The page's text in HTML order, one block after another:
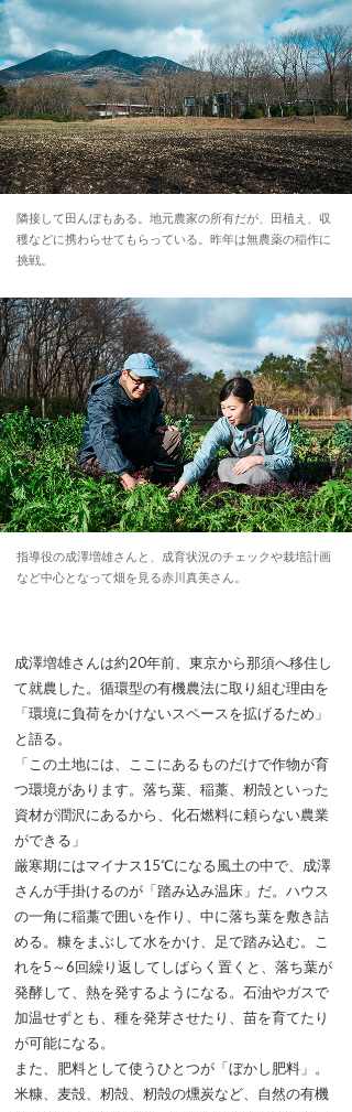
隣接して田んぼもある。地元農家の所有だが、田植え、収
穫などに携わらせてもらっている。昨年は無農薬の稲作に
挑戦。
指導役の成澤増雄さんと、成育状況のチェックや栽培計画
など中心となって畑を見る赤川真美さん。
成澤増雄さんは約20年前、東京から那須へ移住し
て就農した。循環型の有機農法に取り組む理由を
「環境に負荷をかけないスペースを拡げるため」
と語る。
「この土地には、ここにあるものだけで作物が育
つ環境があります。落ち葉、稲藁、籾殻といった
資材が潤沢にあるから、化石燃料に頼らない農業
ができる」
厳寒期にはマイナス15℃になる風土の中で、成澤
さんが手掛けるのが「踏み込み温床」だ。ハウス
の一角に稲藁で囲いを作り、中に落ち葉を敷き詰
める。糠をまぶして水をかけ、足で踏み込む。こ
れを5～6回繰り返してしばらく置くと、落ち葉が
発酵して、熱を発するようになる。石油やガスで
加温せずとも、種を発芽させたり、苗を育てたり
が可能になる。
また、肥料として使うひとつが「ぼかし肥料」。
米糠、麦殻、籾殻、籾殻の燻炭など、自然の有機